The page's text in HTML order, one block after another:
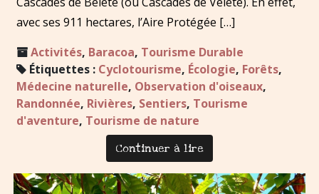
avec ses 911 hectares, l’Aire Protégée […]
Activités, Baracoa, Tourisme Durable
Étiquettes : Cyclotourisme, Écologie, Forêts,
Médecine naturelle, Observation d'oiseaux,
Randonnée, Rivières, Sentiers, Tourisme
d'aventure, Tourisme de nature
Continuer à lire